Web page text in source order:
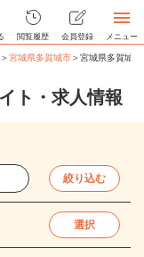
閲覧履歴 会員登録 メニュー
＞宮城県多賀城市＞宮城県多賀城
ト・求人情報
絞り込む
選択